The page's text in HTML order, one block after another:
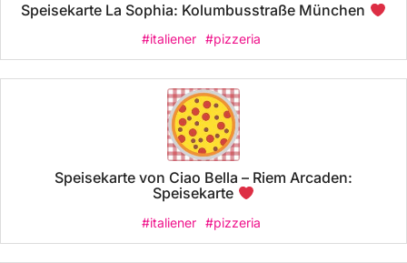
Speisekarte La Sophia: Kolumbusstraße München
#italiener #pizzeria
Speisekarte von Ciao Bella – Riem Arcaden:
Speisekarte
#italiener #pizzeria